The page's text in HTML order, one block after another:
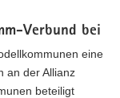
Verbund bei
eine
an der Allianz
beteiligt